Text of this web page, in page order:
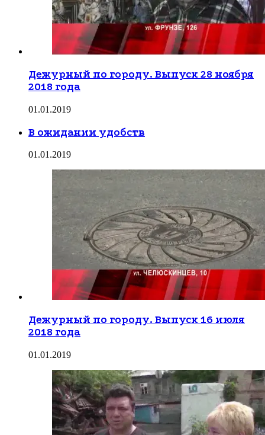
Дежурный по городу. Выпуск 28 ноября
2018 года
01.01.2019
В ожидании удобств
01.01.2019
Дежурный по городу. Выпуск 16 июля
2018 года
01.01.2019